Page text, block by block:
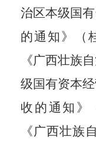
治区本级国
的通知》（
《广西壮族
级国有资本
收的通知》
《广西壮族